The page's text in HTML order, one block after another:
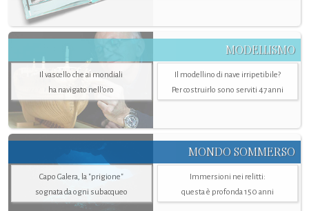
MODELLISMO
Il vascello che ai mondiali
ha navigato nell’oro
Il modellino di nave irripetibile?
Per costruirlo sono serviti 47 anni
MONDO SOMMERSO
Capo Galera, la "prigione"
sognata da ogni subacqueo
Immersioni nei relitti:
questa è profonda 150 anni